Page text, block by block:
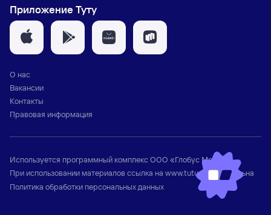
Приложение Туту
О нас
Вакансии
Контакты
Правовая информация
Используется программный комплексООО «Глобус Медиа»
При использовании материалов ссылка на www.tutu.ru обязательна
Политика обработки персональных данных